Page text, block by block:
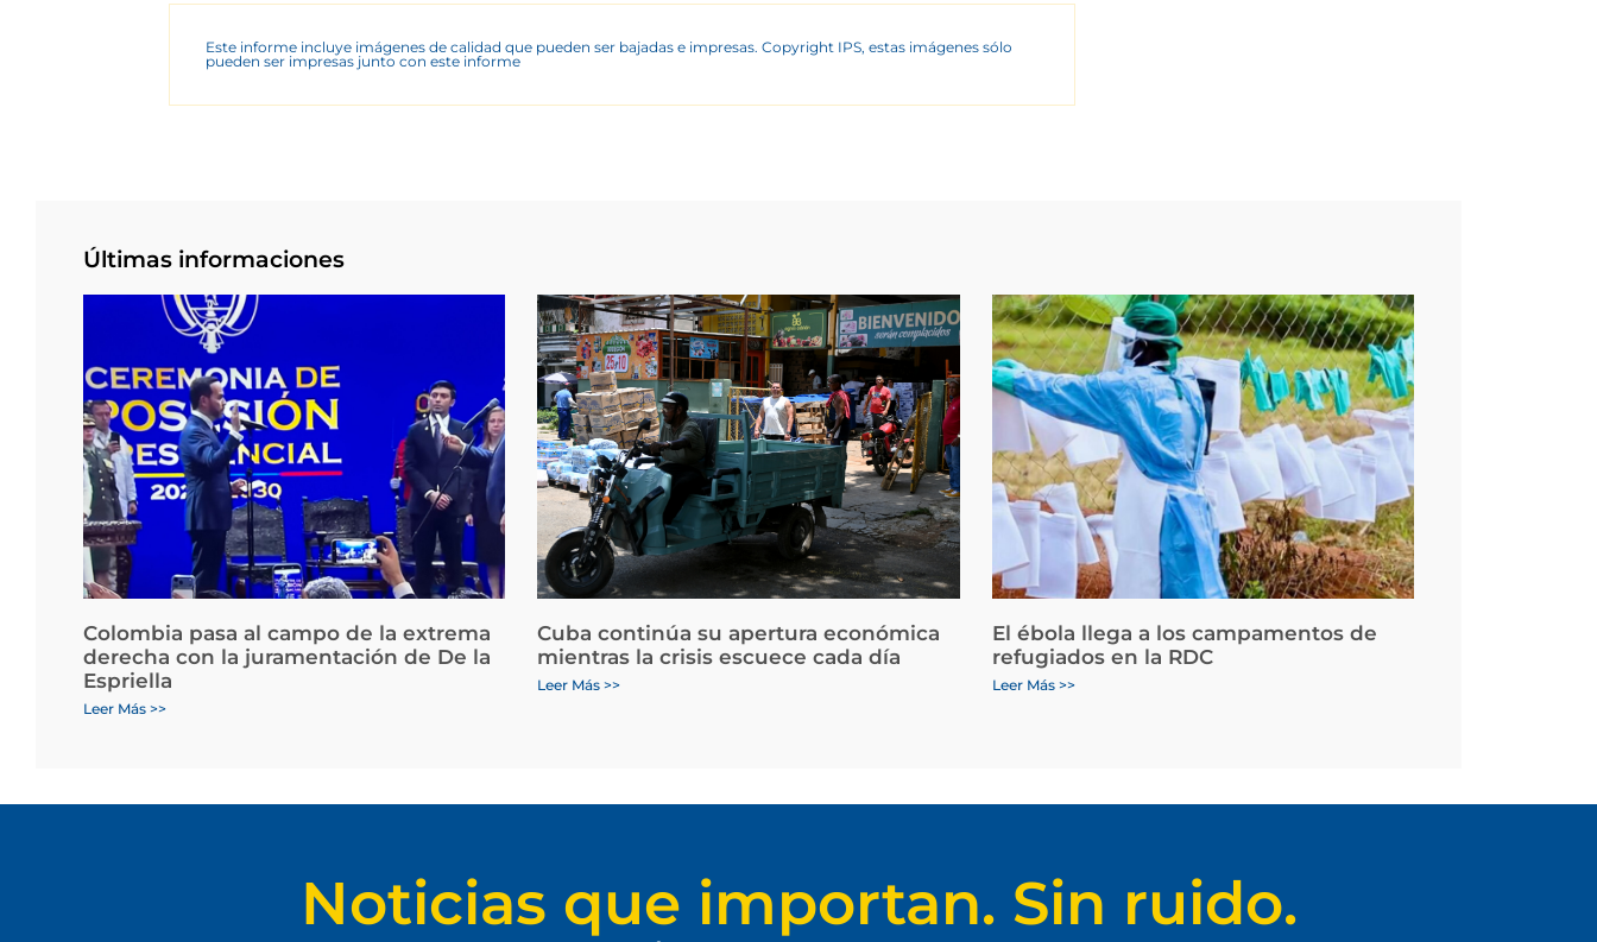
Este informe incluye imágenes de calidad que pueden ser bajadas e impresas. Copyright IPS, estas imágenes sólo
pueden ser impresas junto con este informe
Últimas informaciones
Colombia pasa al campo de la extrema
derecha con la juramentación de De la
Espriella
Leer Más >>
Cuba continúa su apertura económica
mientras la crisis escuece cada día
Leer Más >>
El ébola llega a los campamentos de
refugiados en la RDC
Leer Más >>
Noticias que importan. Sin ruido.